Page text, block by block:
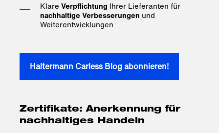
Klare Verpflichtung Ihrer Lieferanten für
nachhaltige Verbesserungen und
Weiterentwicklungen
Haltermann Carless Blog abonnieren!
Zertifikate: Anerkennung für
nachhaltiges Handeln